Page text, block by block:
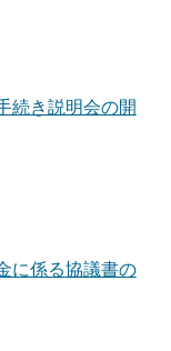
続き説明会の開
に係る協議書の